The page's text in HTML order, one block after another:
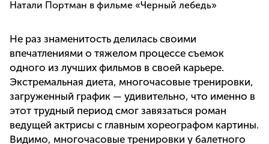
Натали Портман в фильме «Черный лебедь»
Не раз знаменитость делилась своими
впечатлениями о тяжелом процессе съемок
одного из лучших фильмов в своей карьере.
Экстремальная диета, многочасовые тренировки,
загруженный график — удивительно, что именно в
этот трудный период смог завязаться роман
ведущей актрисы с главным хореографом картины.
Видимо, многочасовые тренировки у балетного